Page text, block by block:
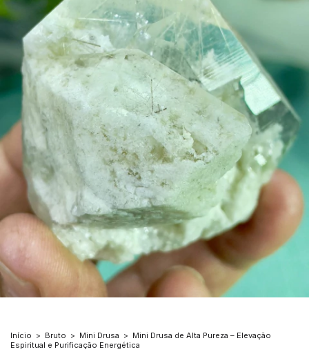
Início > Bruto > Mini Drusa > Mini Drusa de Alta Pureza – Elevação
Espiritual e Purificação Energética